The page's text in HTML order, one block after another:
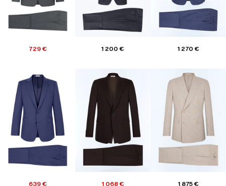
729 € 1 200 € 1 270 €
639 € 1 068 € 1 875 €